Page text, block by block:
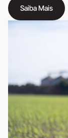
Saiba Mais